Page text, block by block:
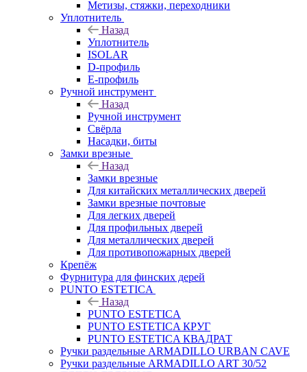
Метизы, стяжки, переходники
Уплотнитель
Назад
Уплотнитель
ISOLAR
D-профиль
Е-профиль
Ручной инструмент
Назад
Ручной инструмент
Свёрла
Насадки, биты
Замки врезные
Назад
Замки врезные
Для китайских металлических дверей
Замки врезные почтовые
Для легких дверей
Для профильных дверей
Для металлических дверей
Для противопожарных дверей
Крепёж
Фурнитура для финских дерей
PUNTO ESTETICA
Назад
PUNTO ESTETICA
PUNTO ESTETICA КРУГ
PUNTO ESTETICA КВАДРАТ
Ручки раздельные ARMADILLO URBAN CAVE
Ручки раздельные ARMADILLO ART 30/52